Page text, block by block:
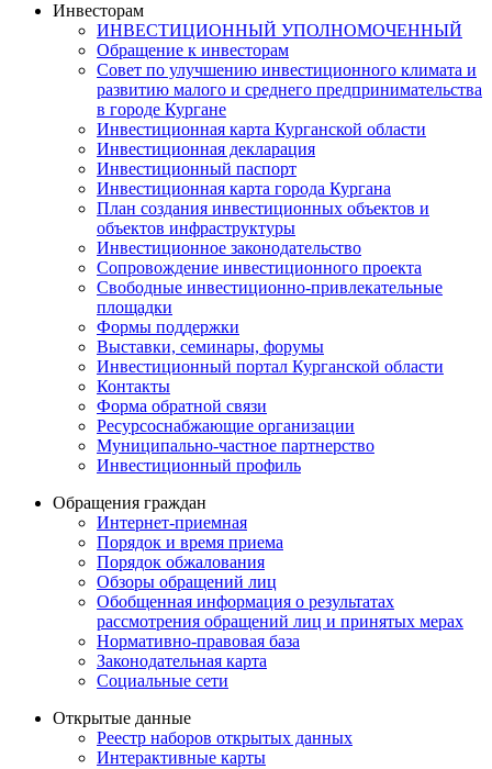
Инвесторам
ИНВЕСТИЦИОННЫЙ УПОЛНОМОЧЕННЫЙ
Обращение к инвесторам
Совет по улучшению инвестиционного климата и
развитию малого и среднего предпринимательства
в городе Кургане
Инвестиционная карта Курганской области
Инвестиционная декларация
Инвестиционный паспорт
Инвестиционная карта города Кургана
План создания инвестиционных объектов и
объектов инфраструктуры
Инвестиционное законодательство
Сопровождение инвестиционного проекта
Свободные инвестиционно-привлекательные
площадки
Формы поддержки
Выставки, семинары, форумы
Инвестиционный портал Курганской области
Контакты
Форма обратной связи
Ресурсоснабжающие организации
Муниципально-частное партнерство
Инвестиционный профиль
Обращения граждан
Интернет-приемная
Порядок и время приема
Порядок обжалования
Обзоры обращений лиц
Обобщенная информация о результатах
рассмотрения обращений лиц и принятых мерах
Нормативно-правовая база
Законодательная карта
Социальные сети
Открытые данные
Реестр наборов открытых данных
Интерактивные карты